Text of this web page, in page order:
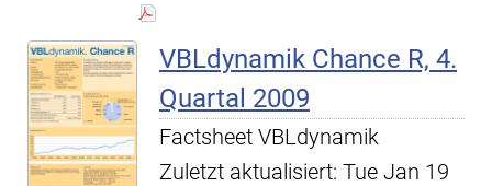
VBLdynamik Chance R, 4.
Quartal 2009
Factsheet VBLdynamik
Zuletzt aktualisiert: Tue Jan 19